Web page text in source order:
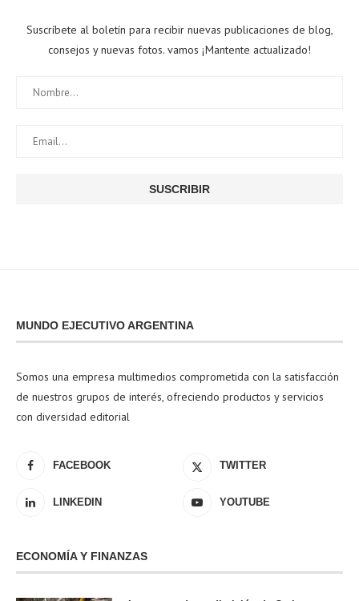
Suscríbete al boletín para recibir nuevas publicaciones de blog,
consejos y nuevas fotos. vamos ¡Mantente actualizado!
MUNDO EJECUTIVO ARGENTINA
Somos una empresa multimedios comprometida con la satisfacción
de nuestros grupos de interés, ofreciendo productos y servicios
con diversidad editorial
FACEBOOK TWITTER
LINKEDIN YOUTUBE
ECONOMÍA Y FINANZAS